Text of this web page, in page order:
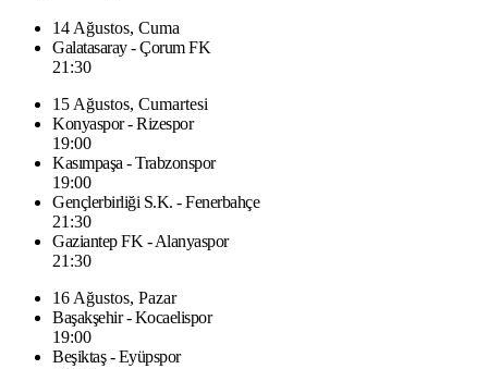
14 Ağustos, Cuma
Galatasaray - Çorum FK
21:30
15 Ağustos, Cumartesi
Konyaspor - Rizespor
19:00
Kasımpaşa - Trabzonspor
19:00
Gençlerbirliği S.K. - Fenerbahçe
21:30
Gaziantep FK - Alanyaspor
21:30
16 Ağustos, Pazar
Başakşehir - Kocaelispor
19:00
Beşiktaş - Eyüpspor